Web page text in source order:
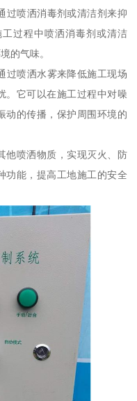
过喷洒消毒剂或清洁剂来抑
过程中喷洒消毒剂或清洁
的气味。
过喷洒水雾来降低施工现场
。它可以在施工过程中对噪
动的传播，保护周围环境的
他喷洒物质，实现灭火、防
功能，提高工地施工的安全